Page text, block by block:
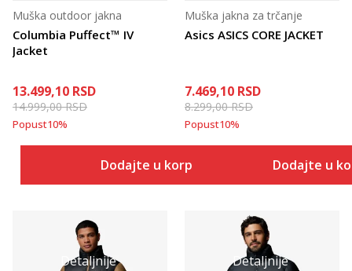
Columbia Puffect™ IV
Jacket
Muška outdoor jakna
13.499,10 RSD
14.999,00RSD
Popust10%
Dodajte u korpu
Asics ASICS CORE JACKET
Muška jakna za trčanje
7.469,10 RSD
8.299,00RSD
Popust10%
Dodajte u
Detaljnije
Detaljnije